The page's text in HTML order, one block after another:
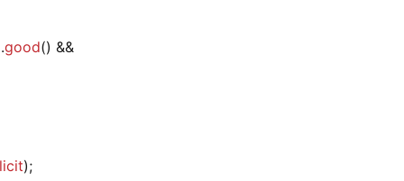
good() &&
);